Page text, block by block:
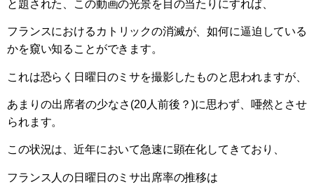
と題された、この動画の光景を目の当たりにすれば、
フランスにおけるカトリックの消滅が、如何に逼迫している
かを窺い知ることができます。
これは恐らく日曜日のミサを撮影したものと思われますが、
あまりの出席者の少なさ(20人前後？)に思わず、唖然とさせ
られます。
この状況は、近年において急速に顕在化してきており、
フランス人の日曜日のミサ出席率の推移は